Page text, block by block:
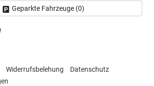
Geparkte Fahrzeuge (0)
Widerrufsbelehung
Datenschutz